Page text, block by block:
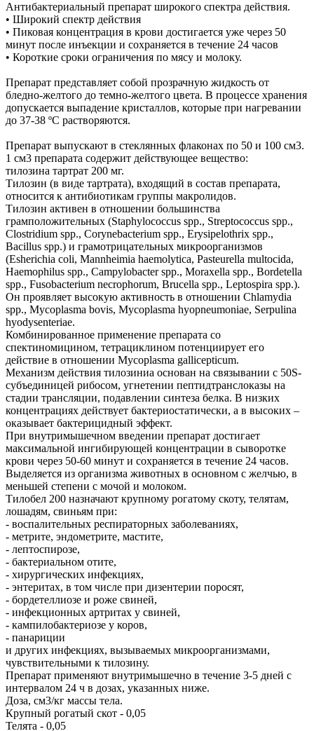
Антибактериальный препарат широкого спектра действия.
• Широкий спектр действия
• Пиковая концентрация в крови достигается уже через 50
минут после инъекции и сохраняется в течение 24 часов
• Короткие сроки ограничения по мясу и молоку.
Препарат представляет собой прозрачную жидкость от
бледно-желтого до темно-желтого цвета. В процессе хранения
допускается выпадение кристаллов, которые при нагревании
до 37-38 ºС растворяются.
Препарат выпускают в стеклянных флаконах по 50 и 100 см3.
1 см3 препарата содержит действующее вещество:
тилозина тартрат 200 мг.
Тилозин (в виде тартрата), входящий в состав препарата,
относится к антибиотикам группы макролидов.
Тилозин активен в отношении большинства
грамположительных (Staphylococcus spp., Streptococcus spp.,
Clostridium spp., Corynebacterium spp., Erysipelothrix spp.,
Bacillus spp.) и грамотрицательных микроорганизмов
(Esherichia coli, Mannheimia haemolytica, Pasteurella multocida,
Haemophilus spp., Campylobacter spp., Moraxella spp., Bordetella
spp., Fusobacterium necrophorum, Brucella spp., Leptospira spp.).
Он проявляет высокую активность в отношении Chlamydia
spp., Mycoplasma bovis, Mycoplasma hyopneumoniae, Serpulina
hyodysenteriae.
Комбинированное применение препарата со
спектиномицином, тетрациклином потенциирует его
действие в отношении Mycoplasma gallicepticum.
Механизм действия тилозиниа основан на связывании с 50S-
субъединицей рибосом, угнетении пептидтранслоказы на
стадии трансляции, подавлении синтеза белка. В низких
концентрациях действует бактериостатически, а в высоких –
оказывает бактерицидный эффект.
При внутримышечном введении препарат достигает
максимальной ингибирующей концентрации в сыворотке
крови через 50-60 минут и сохраняется в течение 24 часов.
Выделяется из организма животных в основном с желчью, в
меньшей степени с мочой и молоком.
Тилобел 200 назначают крупному рогатому скоту, телятам,
лошадям, свиньям при:
- воспалительных респираторных заболеваниях,
- метрите, эндометрите, мастите,
- лептоспирозе,
- бактериальном отите,
- хирургических инфекциях,
- энтеритах, в том числе при дизентерии поросят,
- бордетеллиозе и роже свиней,
- инфекционных артритах у свиней,
- кампилобактериозе у коров,
- панариции
и других инфекциях, вызываемых микроорганизмами,
чувствительными к тилозину.
Препарат применяют внутримышечно в течение 3-5 дней с
интервалом 24 ч в дозах, указанных ниже.
Доза, см3/кг массы тела.
Крупный рогатый скот - 0,05
Телята - 0,05